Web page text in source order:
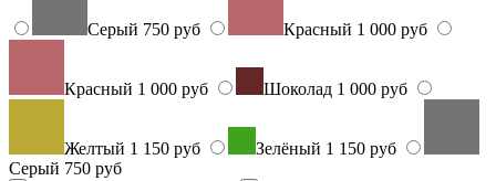
Серый 750 руб Красный 1 000 руб
Красный 1 000 руб Шоколад 1 000 руб
Желтый 1 150 руб Зелёный 1 150 руб
Серый 750 руб